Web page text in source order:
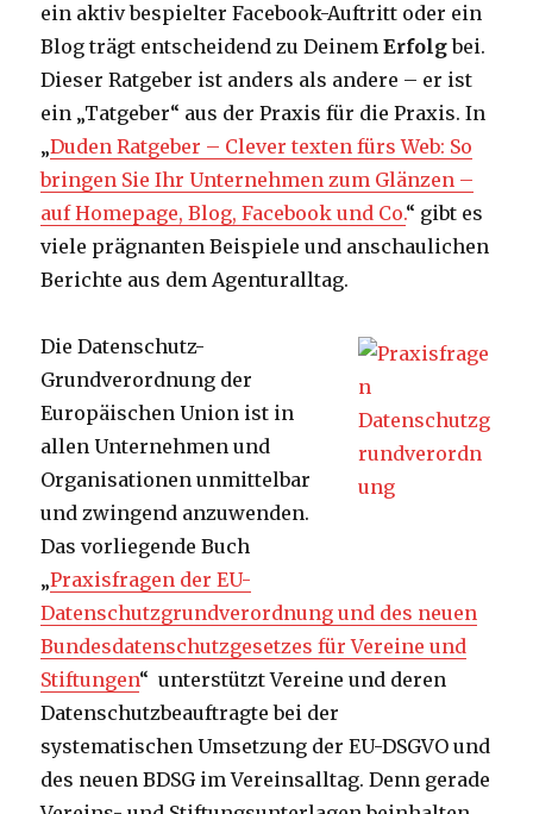
ein aktiv bespielter Facebook-Auftritt oder ein
Blog trägt entscheidend zu DeinemErfolgbei.
Dieser Ratgeber ist anders als andere – er ist
ein „Tatgeber“ aus der Praxis für die Praxis. In
„Duden Ratgeber – Clever texten fürs Web: So
bringen Sie Ihr Unternehmen zum Glänzen –
auf Homepage, Blog, Facebook und Co.“ gibt es
viele prägnanten Beispiele und anschaulichen
Berichte aus dem Agenturalltag.
Die Datenschutz-
Grundverordnung der
Europäischen Union ist in
allen Unternehmen und
Organisationen unmittelbar
und zwingend anzuwenden.
Das vorliegende Buch
„Praxisfragen der EU-
Datenschutzgrundverordnung und des neuen
Bundesdatenschutzgesetzes für Vereine und
Stiftungen“ unterstützt Vereine und deren
Datenschutzbeauftragte bei der
systematischen Umsetzung der EU-DSGVO und
des neuen BDSG im Vereinsalltag. Denn gerade